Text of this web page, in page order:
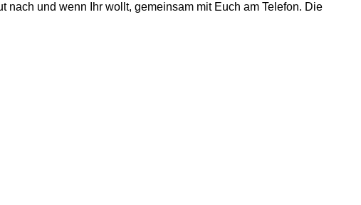
nach und wenn Ihr wollt, gemeinsam mit Euch am Telefon. Die